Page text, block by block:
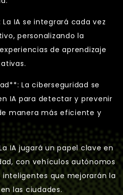
IA se integrará cada vez
personalizando la
de aprendizaje
La ciberseguridad se
IA para detectar y prevenir
manera más eficiente y
IA jugará un papel clave en
con vehículos autónomos
que mejorarán la
las ciudades.